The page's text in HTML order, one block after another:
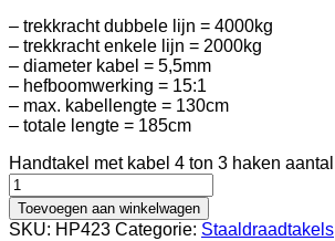
– trekkracht dubbele lijn = 4000kg
– trekkracht enkele lijn = 2000kg
– diameter kabel = 5,5mm
– hefboomwerking = 15:1
– max. kabellengte = 130cm
– totale lengte = 185cm
Handtakel met kabel 4 ton 3 haken aantal
Toevoegen aan winkelwagen
SKU: HP423 Categorie: Staaldraadtakels